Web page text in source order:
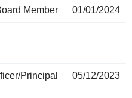
Member 01/01/2024
Principal 05/12/2023